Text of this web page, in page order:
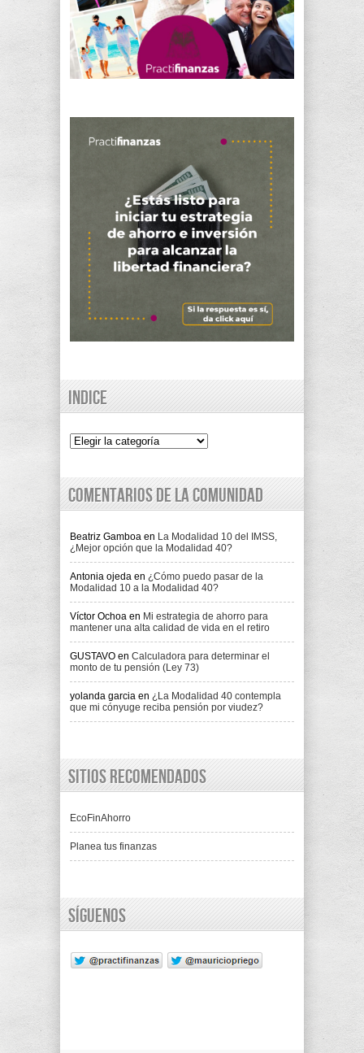
Indice
Indice
Comentarios de la comunidad
Beatriz Gamboa en La Modalidad 10 del IMSS,
¿Mejor opción que la Modalidad 40?
Antonia ojeda en ¿Cómo puedo pasar de la
Modalidad 10 a la Modalidad 40?
Víctor Ochoa en Mi estrategia de ahorro para
mantener una alta calidad de vida en el retiro
GUSTAVO en Calculadora para determinar el
monto de tu pensión (Ley 73)
yolanda garcia en ¿La Modalidad 40 contempla
que mi cónyuge reciba pensión por viudez?
Sitios recomendados
EcoFinAhorro
Planea tus finanzas
Síguenos